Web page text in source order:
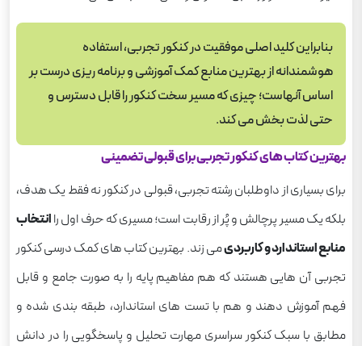
بنابراین کلید اصلی موفقیت در کنکور تجربی، استفاده
هوشمندانه از بهترین منابع کمک آموزشی و برنامه ریزی درست بر
اساس آنهاست؛ چیزی که مسیر سخت کنکور را قابل دسترس و
حتی لذت بخش می کند.
بهترین کتاب های کنکور تجربی برای قبولی تضمینی
برای بسیاری از داوطلبان رشته تجربی، قبولی در کنکور نه فقط یک هدف،
بلکه یک مسیر پرچالش و پُر از رقابت است؛ مسیرى که حرف اول راانتخاب
منابع استاندارد و کاربردیمی زند. بهترین کتاب های کمک درسی کنکور
تجربی آن هایی هستند که هم مفاهیم پایه را به صورت جامع و قابل
فهم آموزش دهند و هم با تست های استاندارد، طبقه بندی شده و
مطابق با سبک کنکور سراسری مهارت تحلیل و پاسخگویی را در دانش